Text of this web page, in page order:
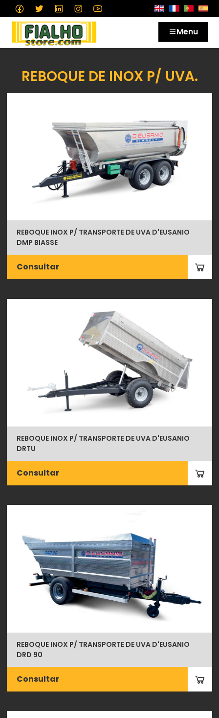
Menu
REBOQUE DE INOX P/ UVA.
REBOQUE INOX P/ TRANSPORTE DE UVA D'EUSANIO
DMP BIASSE
Consultar
REBOQUE INOX P/ TRANSPORTE DE UVA D'EUSANIO
DRTU
Consultar
REBOQUE INOX P/ TRANSPORTE DE UVA D'EUSANIO
DRD 90
Consultar